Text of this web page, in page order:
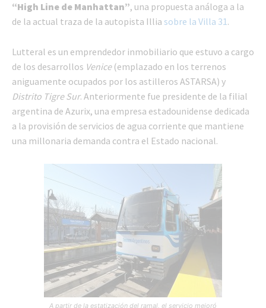
“High Line de Manhattan”, una propuesta análoga a la
de la actual traza de la autopista Illia sobre la Villa 31.
Lutteral es un emprendedor inmobiliario que estuvo a cargo
de los desarrollos Venice(emplazado en los terrenos
aniguamente ocupados por los astilleros ASTARSA) y
Distrito Tigre Sur. Anteriormente fue presidente de la filial
argentina de Azurix, una empresa estadounidense dedicada
a la provisión de servicios de agua corriente que mantiene
una millonaria demanda contra el Estado nacional.
A partir de la estatización del ramal, el servicio mejoró